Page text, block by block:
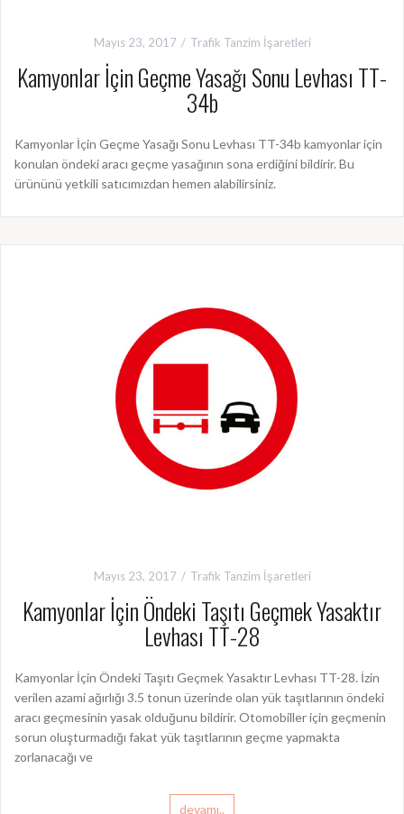
Mayıs 23, 2017 Trafik Tanzim İşaretleri
Kamyonlar İçin Geçme Yasağı Sonu Levhası TT-
34b
Kamyonlar İçin Geçme Yasağı Sonu Levhası TT-34b kamyonlar için
konulan öndeki aracı geçme yasağının sona erdiğini bildirir. Bu
ürününü yetkili satıcımızdan hemen alabilirsiniz.
Mayıs 23, 2017 Trafik Tanzim İşaretleri
Kamyonlar İçin Öndeki Taşıtı Geçmek Yasaktır
Levhası TT-28
Kamyonlar İçin Öndeki Taşıtı Geçmek Yasaktır Levhası TT-28. İzin
verilen azami ağırlığı 3.5 tonun üzerinde olan yük taşıtlarının öndeki
aracı geçmesinin yasak olduğunu bildirir. Otomobiller için geçmenin
sorun oluşturmadığı fakat yük taşıtlarının geçme yapmakta
zorlanacağı ve
devamı..